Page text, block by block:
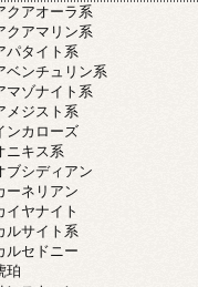
クアオーラ系
クアマリン系
パタイト系
ベンチュリン系
マゾナイト系
メジスト系
ンカローズ
ニキス系
ブシディアン
ーネリアン
イヤナイト
ルサイト系
ルセドニー
珀